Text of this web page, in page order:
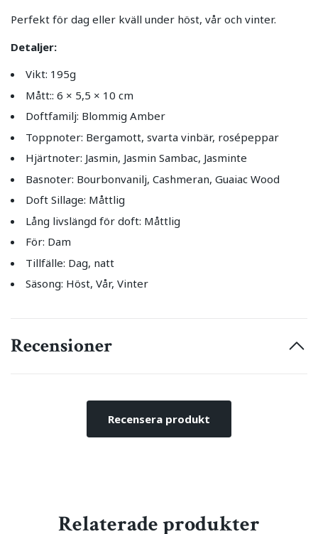
Perfekt för dag eller kväll under höst, vår och vinter.
Detaljer:
Vikt: 195g
Mått:: 6 × 5,5 × 10 cm
Doftfamilj: Blommig Amber
Toppnoter: Bergamott, svarta vinbär, rosépeppar
Hjärtnoter: Jasmin, Jasmin Sambac, Jasminte
Basnoter: Bourbonvanilj, Cashmeran, Guaiac Wood
Doft Sillage: Måttlig
Lång livslängd för doft: Måttlig
För: Dam
Tillfälle: Dag, natt
Säsong: Höst, Vår, Vinter
Recensioner
Recensera produkt
Relaterade produkter